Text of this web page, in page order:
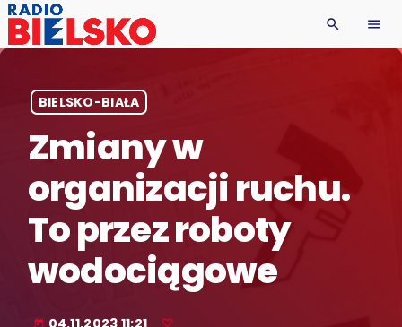
search menu
BIELSKO-BIAŁA
Zmiany w
organizacji ruchu.
To przez roboty
wodociągowe
today 04.11.2023 11:21